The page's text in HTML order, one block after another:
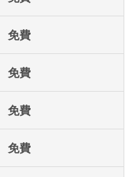
免費
免費
免費
免費